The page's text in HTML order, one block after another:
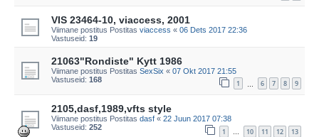
VIS 23464-10, viaccess, 2001
Viimane postitus Postitas viaccess « 06 Dets 2017 22:36
Vastuseid: 19
21063"Rondiste" Kytt 1986
Viimane postitus Postitas SexSix « 07 Okt 2017 21:55
Vastuseid: 168 1 6 7 8 9
2105,dasf,1989,vfts style
Viimane postitus Postitas dasf « 22 Juun 2017 07:38
Vastuseid: 252 1 … 10 11 12 13